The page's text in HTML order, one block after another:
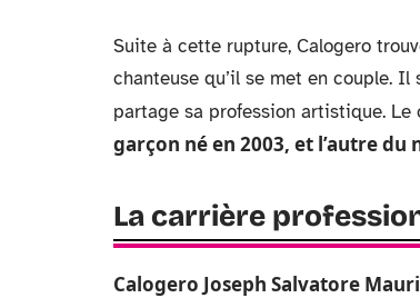
Suite à cette rupture, Calogero
chanteuse qu’il se met en couple.
partage sa profession artistique. Le
garçon né en 2003, et l’autre du
La carrière
Calogero Joseph Salvatore